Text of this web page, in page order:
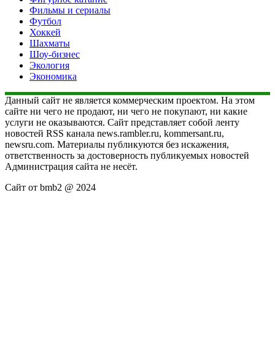
Фильмы и сериалы
Футбол
Хоккей
Шахматы
Шоу-бизнес
Экология
Экономика
Данный сайт не является коммерческим проектом. На этом
сайте ни чего не продают, ни чего не покупают, ни какие
услуги не оказываются. Сайт представляет собой ленту
новостей RSS канала news.rambler.ru, kommersant.ru,
newsru.com. Материалы публикуются без искажения,
ответственность за достоверность публикуемых новостей
Администрация сайта не несёт.
Сайт от bmb2 @ 2024